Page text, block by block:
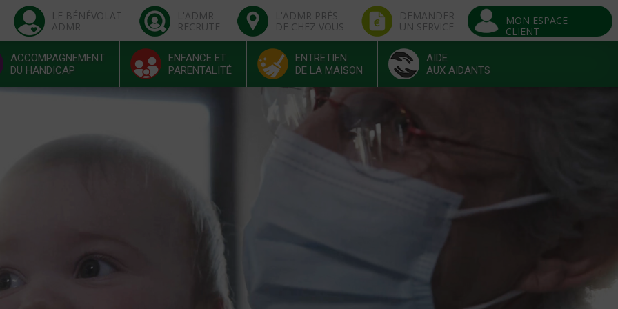
LE BÉNÉVOLAT
ADMR
L'ADMR
RECRUTE
L'ADMR PRÈS
DE CHEZ VOUS
DEMANDER
UN SERVICE
MON ESPACE
CLIENT
ACCOMPAGNEMENT
DU HANDICAP
ENFANCE ET
PARENTALITÉ
ENTRETIEN
DE LA MAISON
AIDE
AUX AIDANTS